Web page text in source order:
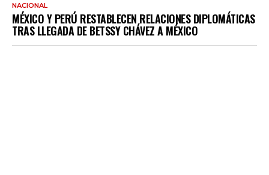
NACIONAL
MÉXICO Y PERÚ RESTABLECEN RELACIONES DIPLOMÁTICAS
TRAS LLEGADA DE BETSSY CHÁVEZ A MÉXICO